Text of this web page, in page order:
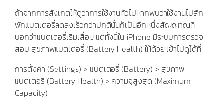
ถ้าจากการสังเกตให้ดูว่าการใช้งานทั่วไปหากพบว่าใช้งานไปสัก
พักแบตเตอรี่ลดลงเร็วกว่าปกตินั่นก็เป็นอีกหนึ่งสัญญาณที่
บอกว่าแบตเตอรี่เริ่มเสื่อม แต่ทั้งนี้ใน iPhone มีระบบการตรวจ
สอบ สุขภาพแบตเตอรี่ (Battery Health) ให้ด้วย เข้าไปดูได้ที่
การตั้งค่า (Settings) > แบตเตอรี่ (Battery) > สุขภาพ
แบตเตอรี่ (Battery Health) > ความจุสูงสุด (Maximum
Capacity)